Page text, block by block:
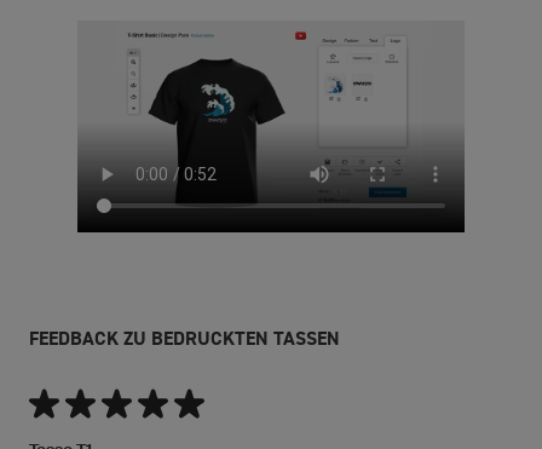
FEEDBACK ZU BEDRUCKTEN TASSEN